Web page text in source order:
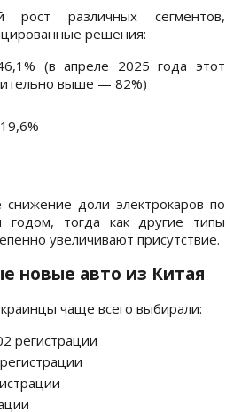
различных сегментов,
решения:
(в апреле 2025 года этот
выше — 82%)
доли электрокаров по
тогда как другие типы
увеличивают присутствие.
новые авто из Китая
чаще всего выбирали:
регистрации